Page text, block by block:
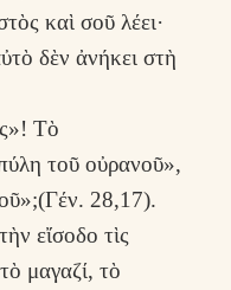
καὶ σοῦ λέει·
δὲν ἀνήκει στὴ
Τὸ
τοῦ οὐρανοῦ»,
28,17).
εἴσοδο τὶς
μαγαζί, τὸ